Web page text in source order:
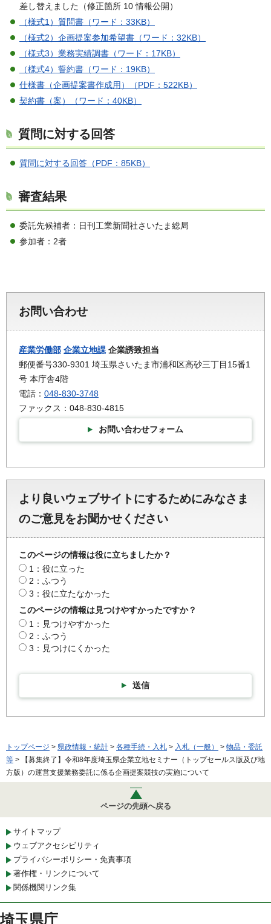
差し替えました（修正箇所 10 情報公開）
（様式1）質問書（ワード：33KB）
（様式2）企画提案参加希望書（ワード：32KB）
（様式3）業務実績調書（ワード：17KB）
（様式4）誓約書（ワード：19KB）
仕様書（企画提案書作成用）（PDF：522KB）
契約書（案）（ワード：40KB）
質問に対する回答
質問に対する回答（PDF：85KB）
審査結果
委託先候補者：日刊工業新聞社さいたま総局
参加者：2者
お問い合わせ
産業労働部 企業立地課 企業誘致担当
郵便番号330-9301 埼玉県さいたま市浦和区高砂三丁目15番1
号 本庁舎4階
電話： 048-830-3748
ファックス：048-830-4815
お問い合わせフォーム
より良いウェブサイトにするためにみなさま
のご意見をお聞かせください
このページの情報は役に立ちましたか？
1：役に立った
2：ふつう
3：役に立たなかった
このページの情報は見つけやすかったですか？
1：見つけやすかった
2：ふつう
3：見つけにくかった
送信
トップページ > 県政情報・統計 > 各種手続・入札 > 入札（一般） > 物品・委託
等 > 【募集終了】令和8年度埼玉県企業立地セミナー（トップセールス版及び地
方版）の運営支援業務委託に係る企画提案競技の実施について
ページの先頭へ戻る
サイトマップ
ウェブアクセシビリティ
プライバシーポリシー・免責事項
著作権・リンクについて
関係機関リンク集
埼玉県庁